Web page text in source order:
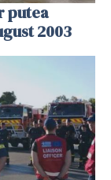
putea
2003